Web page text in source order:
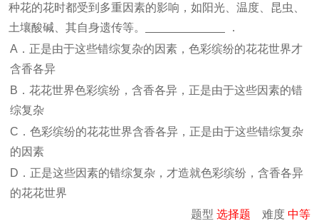
种花的花时都受到多重因素的影响，如阳光、温度、昆虫、
土壤酸碱、其自身遗传等。
．
A．正是由于这些错综复杂的因素，色彩缤纷的花花世界才
含香各异
B．花花世界色彩缤纷，含香各异，正是由于这些因素的错
综复杂
C．色彩缤纷的花花世界含香各异，正是由于这些错综复杂
的因素
D．正是这些因素的错综复杂，才造就色彩缤纷，含香各异
的花花世界
题型 选择题 难度 中等